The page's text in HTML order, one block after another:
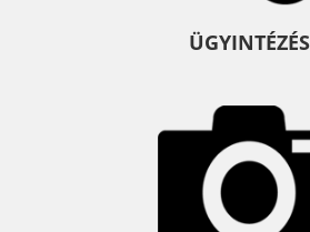
ÜGYINTÉZÉS